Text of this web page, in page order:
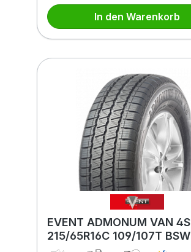
In den Warenkorb
EVENT ADMONUM VAN 4S
215/65R16C 109/107T BSW